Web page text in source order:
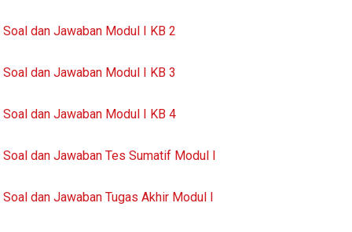
Soal dan Jawaban Modul I KB 2
Soal dan Jawaban Modul I KB 3
Soal dan Jawaban Modul I KB 4
Soal dan Jawaban Tes Sumatif Modul I
Soal dan Jawaban Tugas Akhir Modul I